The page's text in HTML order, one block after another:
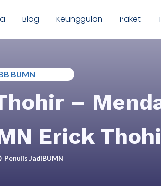
Blog Keunggulan Paket
BUMN
–
Erick
Penulis JadiBUMN